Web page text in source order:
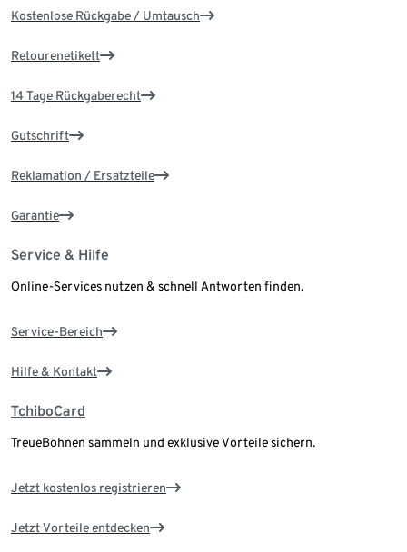
Kostenlose Rückgabe / Umtausch
Retourenetikett
14 Tage Rückgaberecht
Gutschrift
Reklamation / Ersatzteile
Garantie
Service & Hilfe
Online-Services nutzen & schnell Antworten finden.
Service-Bereich
Hilfe & Kontakt
TchiboCard
TreueBohnen sammeln und exklusive Vorteile sichern.
Jetzt kostenlos registrieren
Jetzt Vorteile entdecken